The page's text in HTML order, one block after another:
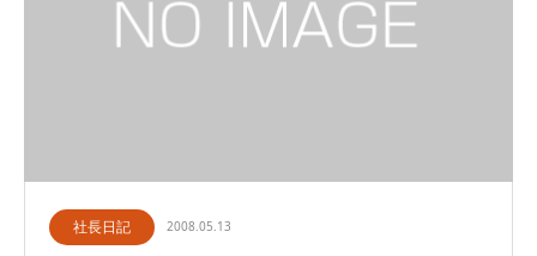
社長日記 2008.05.13